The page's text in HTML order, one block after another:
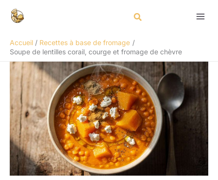
Accueil
Recettes à base de fromage
Soupe de lentilles corail, courge et fromage de chèvre